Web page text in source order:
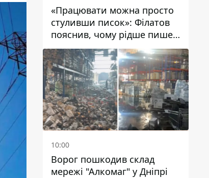
«Працювати можна просто
стуливши писок»: Філатов
пояснив, чому рідше пише у
соцмережах та
розкритикував медійність
чиновників
10:00
Ворог пошкодив склад
мережі "Алкомаг" у Дніпрі